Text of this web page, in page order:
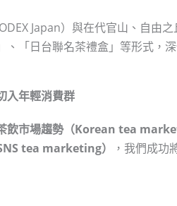
Japan）與在代官山、自由
、「日台聯名茶禮盒」等形式，
入年輕消費群
飲市場趨勢（Korean tea
tea marketing）
，我們成功